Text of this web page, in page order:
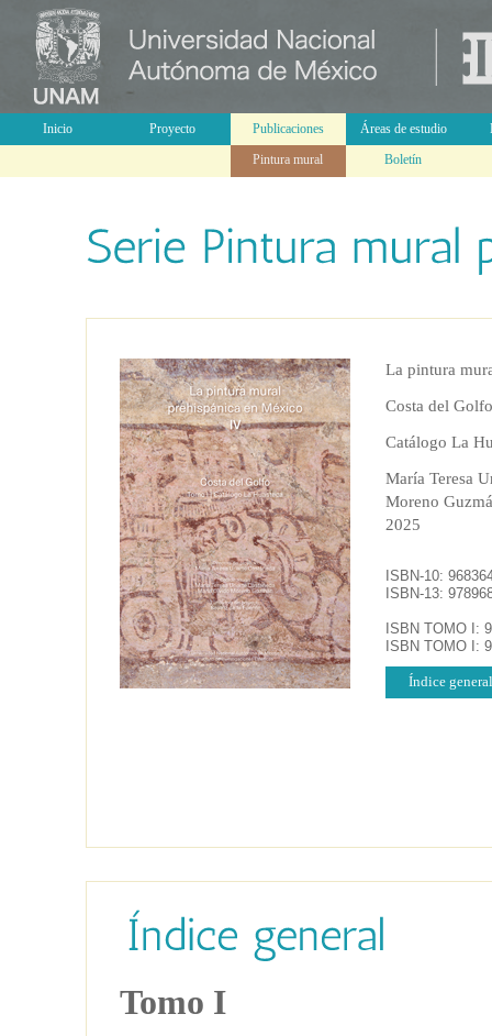
Inicio Proyecto
Publicaciones
Pintura mural
Boletín
Áreas de estudio
La pintura
Costa del
Catálogo La
María Teresa
Moreno
2025
ISBN-10:
ISBN-13:
ISBN TOMO I:
ISBN TOMO I:
Índice
Tomo I